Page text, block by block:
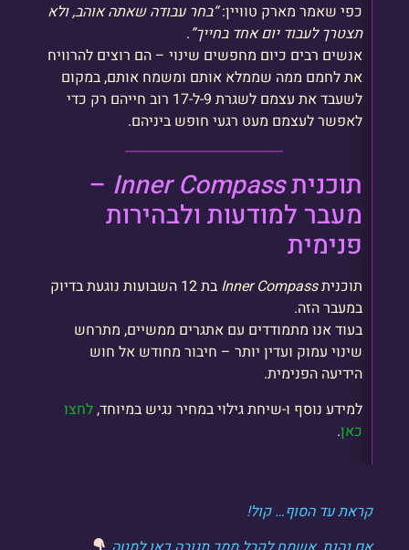
כפי שאמר מארק טוויין:“בחר עבודה שאתה אוהב, ולא
תצטרך לעבוד יום אחד בחייך”.
אנשים רבים כיום מחפשים שינוי – הם רוצים להרוויח
את לחמם ממה שממלא אותם ומשמח אותם, במקום
לשעבד את עצמם לשגרת 9-ל-17 רוב חייהם רק כדי
לאפשר לעצמם מעט רגעי חופש ביניהם.
תוכניתInner Compass
–
מעבר למודעות ולבהירות
פנימית
תוכניתInner Compass
בת 12 השבועות נוגעת בדיוק
במעבר הזה.
בעוד אנו מתמודדים עם אתגרים ממשיים, מתרחש
שינוי עמוק ועדין יותר – חיבור מחודש אל חוש
הידיעה הפנימית.
למידע נוסף ו-שיחת גילוי במחיר נגיש במיוחד,לחצו
כאן.
קראת עד הסוף… קול!